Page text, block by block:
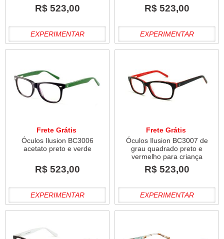
R$ 523,00
EXPERIMENTAR
R$ 523,00
EXPERIMENTAR
Frete Grátis
Óculos Ilusion BC3006
acetato preto e verde
R$ 523,00
EXPERIMENTAR
Frete Grátis
Óculos Ilusion BC3007 de
grau quadrado preto e
vermelho para criança
R$ 523,00
EXPERIMENTAR